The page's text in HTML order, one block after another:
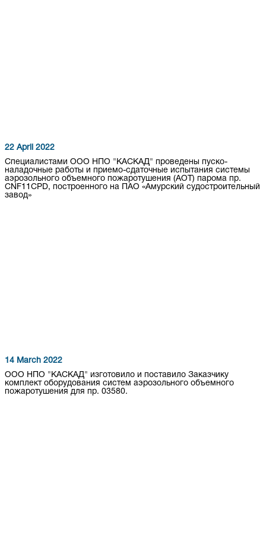
22 April 2022
Специалистами ООО НПО "КАСКАД" проведены пуско-
наладочные работы и приемо-сдаточные испытания системы
аэрозольного объемного пожаротушения (АОТ) парома пр.
CNF11CPD, построенного на ПАО «Амурский судостроительный
завод»
14 March 2022
ООО НПО "КАСКАД" изготовило и поставило Заказчику
комплект оборудования систем аэрозольного объемного
пожаротушения для пр. 03580.